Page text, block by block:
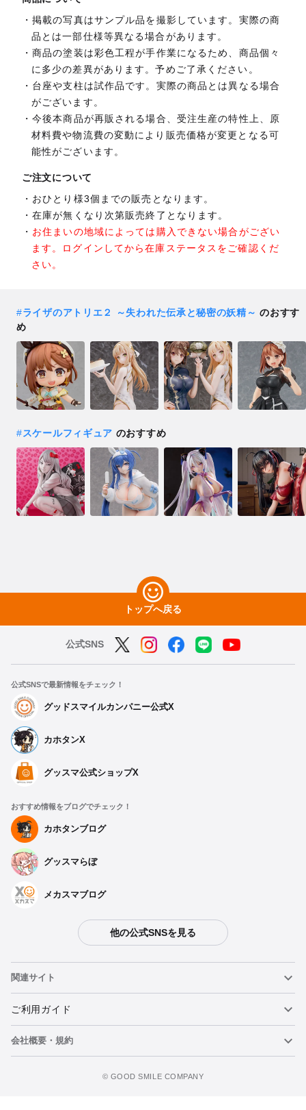
掲載の写真はサンプル品を撮影しています。実際の商
品とは一部仕様等異なる場合があります。
商品の塗装は彩色工程が手作業になるため、商品個々
に多少の差異があります。予めご了承ください。
台座や支柱は試作品です。実際の商品とは異なる場合
がございます。
今後本商品が再販される場合、受注生産の特性上、原
材料費や物流費の変動により販売価格が変更となる可
能性がございます。
ご注文について
おひとり様3個までの販売となります。
在庫が無くなり次第販売終了となります。
お住まいの地域によっては購入できない場合がござい
ます。ログインしてから在庫ステータスをご確認くだ
さい。
#ライザのアトリエ２ ～失われた伝承と秘密の妖精～ のおすす
め
#スケールフィギュア のおすすめ
トップへ戻る
公式SNS
公式SNSで最新情報をチェック！
グッドスマイルカンパニー公式X
カホタンX
グッスマ公式ショップX
おすすめ情報をブログでチェック！
カホタンブログ
グッスマらぼ
メカスマブログ
他の公式SNSを見る
関連サイト
ねんどろいど
ねんどろいどフェイスメーカー
ご利用ガイド
重要なお知らせ
会社概要・規約
©️ GOOD SMILE COMPANY